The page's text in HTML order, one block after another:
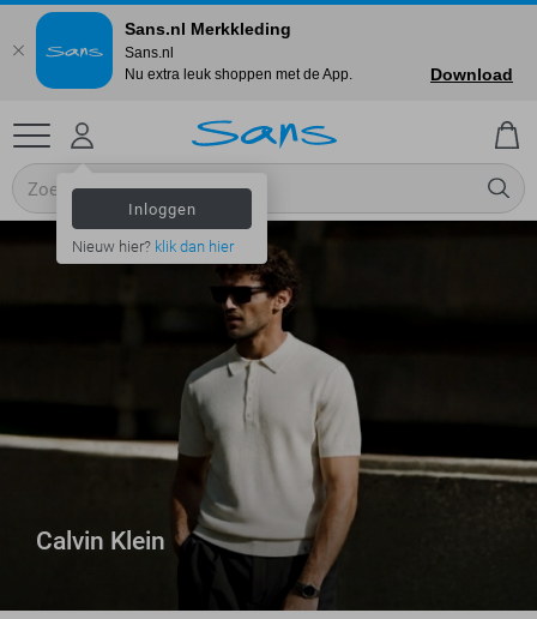
Inloggen
Nieuw hier? klik dan hier
Calvin Klein
Sans.nl Merkkleding
Sans.nl
Nu extra leuk shoppen met de App.
Download